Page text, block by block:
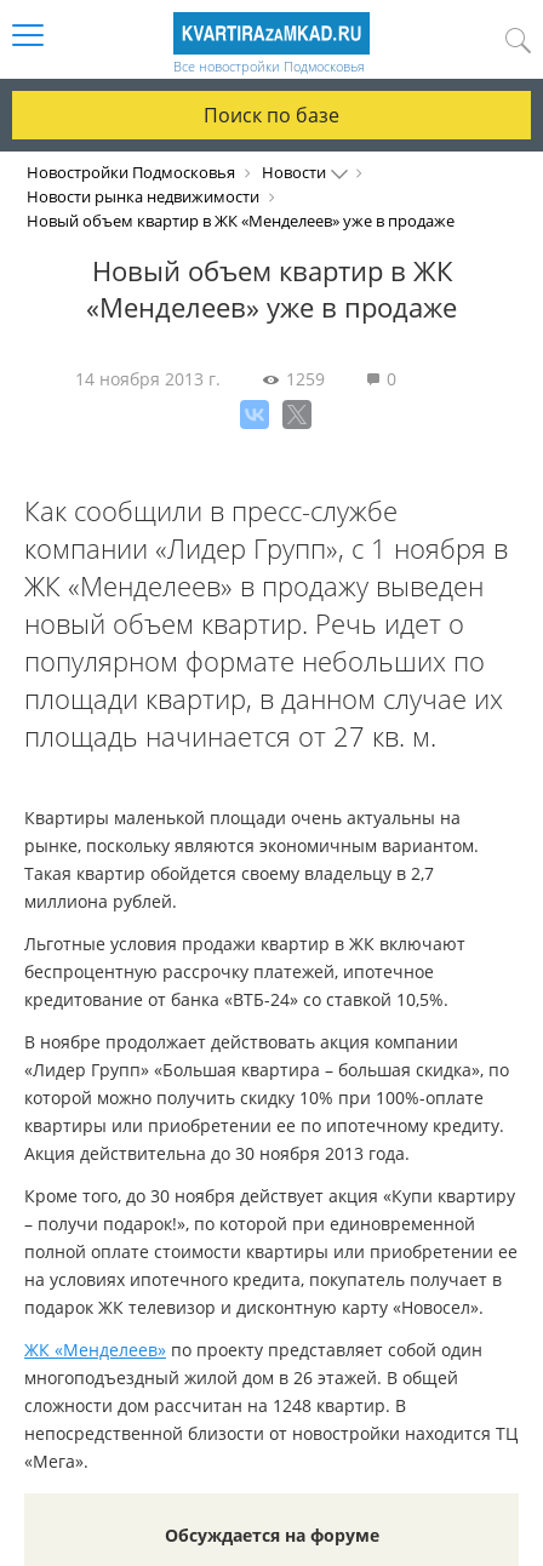
Все новостройки Подмосковья
Поиск по базе
Новостройки Подмосковья
Новости
Новости рынка недвижимости
Новый объем квартир в ЖК «Менделеев» уже в продаже
Новый объем квартир в ЖК
«Менделеев» уже в продаже
14 ноября 2013 г. 1259 0
Как сообщили в пресс-службе
компании «Лидер Групп», с 1 ноября в
ЖК «Менделеев» в продажу выведен
новый объем квартир. Речь идет о
популярном формате небольших по
площади квартир, в данном случае их
площадь начинается от 27 кв. м.
Квартиры маленькой площади очень актуальны на
рынке, поскольку являются экономичным вариантом.
Такая квартир обойдется своему владельцу в 2,7
миллиона рублей.
Льготные условия продажи квартир в ЖК включают
беспроцентную рассрочку платежей, ипотечное
кредитование от банка «ВТБ-24» со ставкой 10,5%.
В ноябре продолжает действовать акция компании
«Лидер Групп» «Большая квартира – большая скидка», по
которой можно получить скидку 10% при 100%-оплате
квартиры или приобретении ее по ипотечному кредиту.
Акция действительна до 30 ноября 2013 года.
Кроме того, до 30 ноября действует акция «Купи квартиру
– получи подарок!», по которой при единовременной
полной оплате стоимости квартиры или приобретении ее
на условиях ипотечного кредита, покупатель получает в
подарок ЖК телевизор и дисконтную карту «Новосел».
ЖК «Менделеев» по проекту представляет собой один
многоподъездный жилой дом в 26 этажей. В общей
сложности дом рассчитан на 1248 квартир. В
непосредственной близости от новостройки находится ТЦ
«Мега».
Обсуждается на форуме